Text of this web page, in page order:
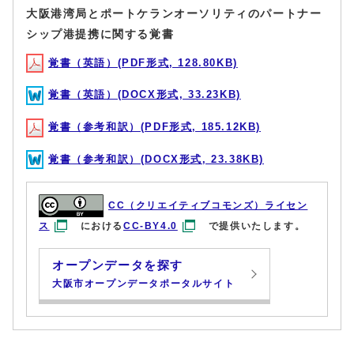
⼤阪港湾局とポートケランオーソリティのパートナー
シップ港提携に関する覚書
覚書（英語）(PDF形式, 128.80KB)
覚書（英語）(DOCX形式, 33.23KB)
覚書（参考和訳）(PDF形式, 185.12KB)
覚書（参考和訳）(DOCX形式, 23.38KB)
CC（クリエイティブコモンズ）ライセン
ス
におけるCC-BY4.0 で提供いたします。
オープンデータを探す
大阪市オープンデータポータルサイト